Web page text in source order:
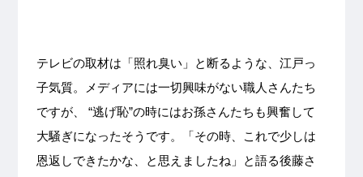
テレビの取材は「照れ臭い」と断るような、江戸っ
子気質。メディアには一切興味がない職人さんたち
ですが、 “逃げ恥”の時にはお孫さんたちも興奮して
大騒ぎになったそうです。「その時、これで少しは
恩返しできたかな、と思えましたね」と語る後藤さ